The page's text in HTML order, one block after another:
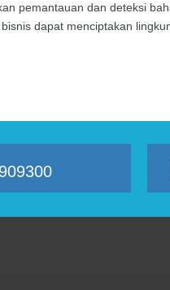
pemantauan dan deteksi
dapat menciptakan